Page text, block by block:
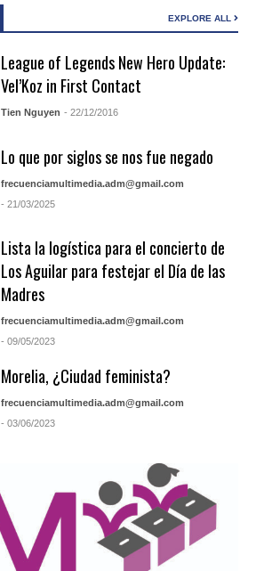
EXPLORE ALL
League of Legends New Hero Update:
Vel’Koz in First Contact
Tien Nguyen - 22/12/2016
Lo que por siglos se nos fue negado
frecuenciamultimedia.adm@gmail.com
- 21/03/2025
Lista la logística para el concierto de
Los Aguilar para festejar el Día de las
Madres
frecuenciamultimedia.adm@gmail.com
- 09/05/2023
Morelia, ¿Ciudad feminista?
frecuenciamultimedia.adm@gmail.com
- 03/06/2023